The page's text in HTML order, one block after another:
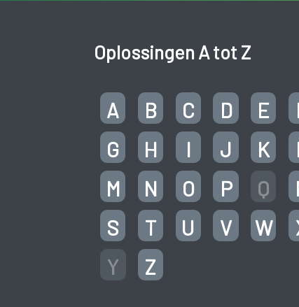
Oplossingen A tot Z
A B C D E
G
H I J K
M
N O P Q
S
T U V W
Y
Z